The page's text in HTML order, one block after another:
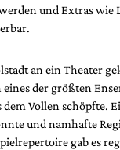
und Extras wie
an ein Theater
der größten
dem Vollen schöpfte.
und namhafte
gab es